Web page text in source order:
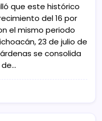
que este histórico
del 16 por
el mismo periodo
23 de julio de
se consolida